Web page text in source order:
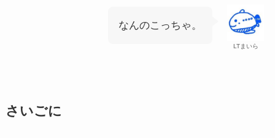
LTまいら
なんのこっちゃ。
さいごに